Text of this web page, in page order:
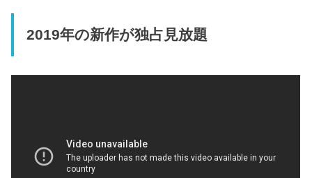
2019年の新作が独占見放題